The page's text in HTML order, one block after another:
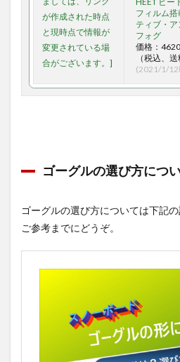
フィルム搭
ティブ・ア
フォグ
価格：
（税込、
(2021/1/12
ゴーグルの選び方につ
ゴーグルの選び方については下記の
ご参考までにどうぞ。